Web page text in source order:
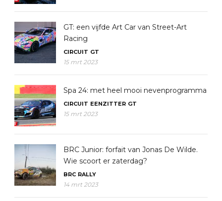
GT: een vijfde Art Car van Street-Art
Racing
CIRCUIT GT
15 mrt 2023
Spa 24: met heel mooi nevenprogramma
CIRCUIT EENZITTER GT
15 mrt 2023
BRC Junior: forfait van Jonas De Wilde.
Wie scoort er zaterdag?
BRC RALLY
14 mrt 2023